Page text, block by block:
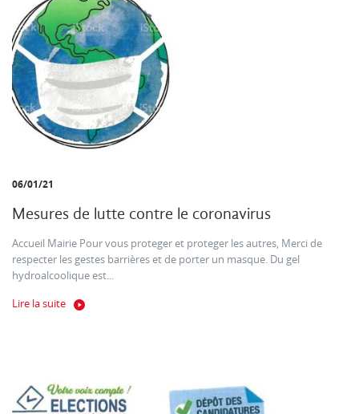
06/01/21
Mesures de lutte contre le coronavirus
Accueil Mairie Pour vous proteger et proteger les autres, Merci de
respecter les gestes barrières et de porter un masque. Du gel
hydroalcoolique est...
Lire la suite